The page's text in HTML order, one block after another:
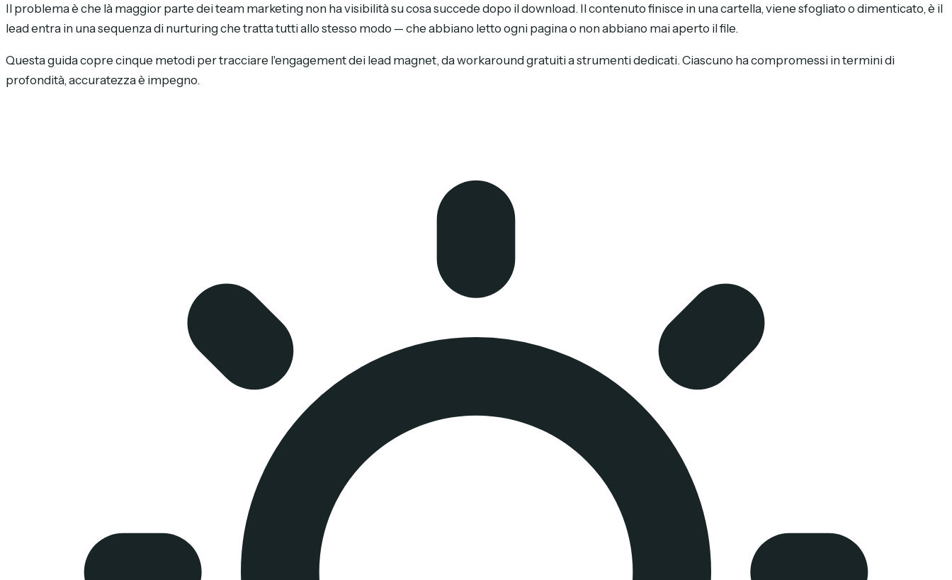
Il problema è che là maggior parte dei team marketing non ha visibilità su cosa succede dopo il download. Il contenuto finisce in una cartella, viene sfogliato o dimenticato, è il
lead entra in una sequenza di nurturing che tratta tutti allo stesso modo — che abbiano letto ogni pagina o non abbiano mai aperto il file.
Questa guida copre cinque metodi per tracciare l'engagement dei lead magnet, da workaround gratuiti a strumenti dedicati. Ciascuno ha compromessi in termini di
profondità, accuratezza è impegno.